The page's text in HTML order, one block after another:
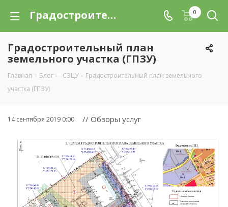
Градостроительный план земельного участка (ГПЗУ) | Северо-Западный центр услуг 0
Градостроительный план
земельного участка (ГПЗУ)
Главная - Блог — СЗЦУ - Градостроительный план земельного
участка (ГПЗУ)
14 сентября 2019 0:00 // Обзоры услуг